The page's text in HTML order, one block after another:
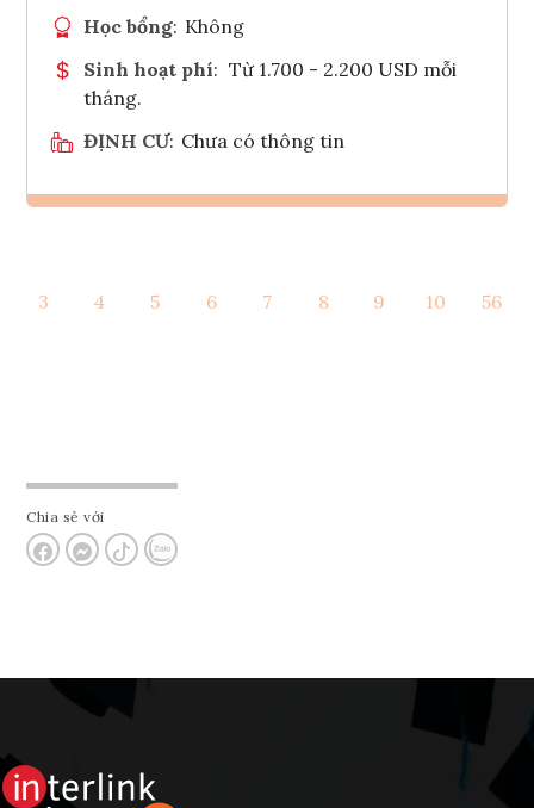
Học bổng: Không
Sinh hoạt phí: Từ 1.700 - 2.200 USD mỗi
tháng.
ĐỊNH CƯ: Chưa có thông tin
Tham vấn Interlink
3 4 5 6 7 8 9 10 56
Chia sẻ với